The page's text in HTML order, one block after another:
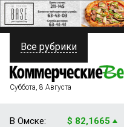
ПОЛИТИКА
ФИНАНСЫ
Все рубрики
Суббота, 8 Августа
В Омске: $ 82,1665